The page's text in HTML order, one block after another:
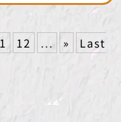
12 ... »
Last